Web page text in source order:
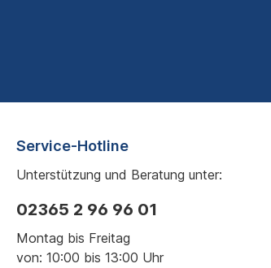
Service-Hotline
Unterstützung und Beratung unter:
02365 2 96 96 01
Montag bis Freitag
von: 10:00 bis 13:00 Uhr